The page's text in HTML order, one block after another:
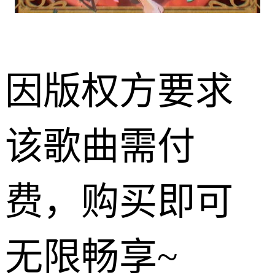
因版权方要求
该歌曲需付
费，购买即可
无限畅享~